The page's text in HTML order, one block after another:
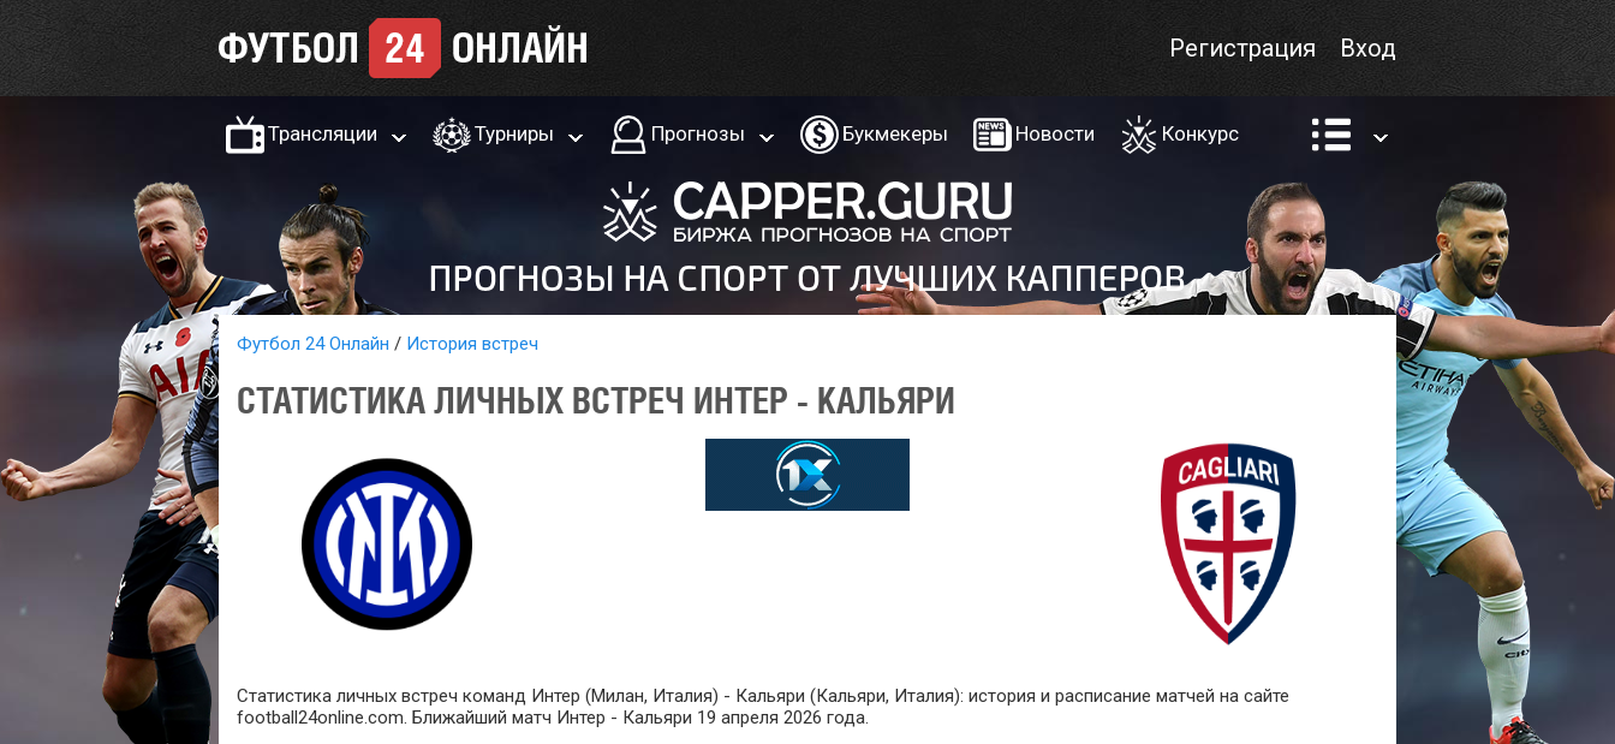
Вход
Регистрация
Трансляции Турниры Прогнозы Букмекеры Новости Конкурс
Футбол 24 Онлайн История встреч
СТАТИСТИКА ЛИЧНЫХ ВСТРЕЧ ИНТЕР - КАЛЬЯРИ
Статистика личных встреч команд Интер (Милан, Италия) - Кальяри (Кальяри, Италия): история и расписание матчей на сайте
football24online.com. Ближайший матч Интер - Кальяри 19 апреля 2026 года.